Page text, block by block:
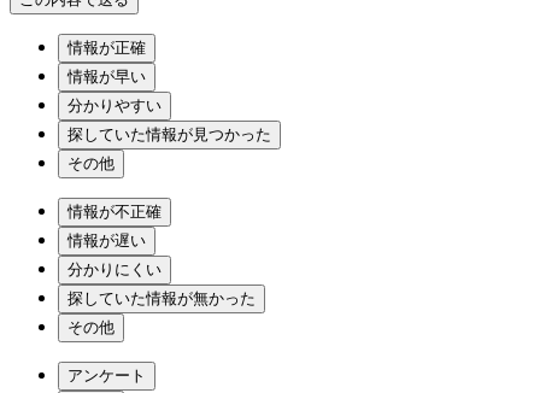
情報が正確
情報が早い
分かりやすい
探していた情報が見つかった
その他
情報が不正確
情報が遅い
分かりにくい
探していた情報が無かった
その他
アンケート